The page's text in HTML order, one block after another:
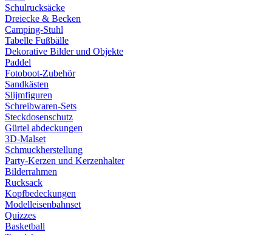
Schulrucksäcke
Dreiecke & Becken
Camping-Stuhl
Tabelle Fußbälle
Dekorative Bilder und Objekte
Paddel
Fotoboot-Zubehör
Sandkästen
Slijmfiguren
Schreibwaren-Sets
Steckdosenschutz
Gürtel abdeckungen
3D-Malset
Schmuckherstellung
Party-Kerzen und Kerzenhalter
Bilderrahmen
Rucksack
Kopfbedeckungen
Modelleisenbahnset
Quizzes
Basketball